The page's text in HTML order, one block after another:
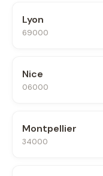
Lyon
69000
Nice
06000
Montpellier
34000